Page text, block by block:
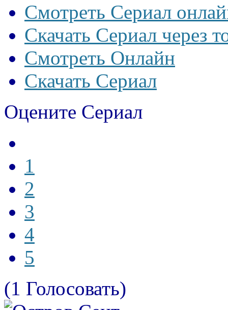
Смотреть Сериал
Скачать Сериал через
Смотреть Онлайн
Скачать Сериал
Оцените Сериал
1
2
3
4
5
(1 Голосовать)